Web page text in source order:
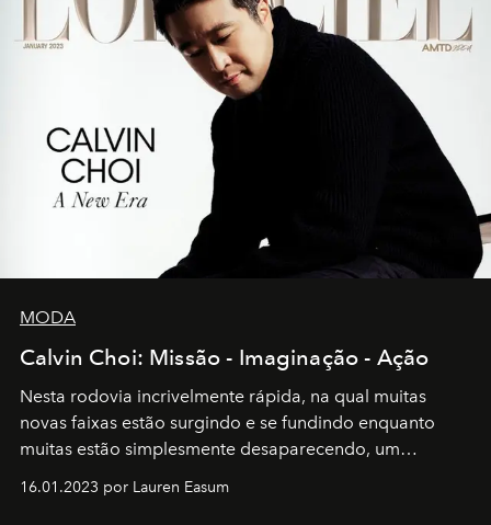
MODA
Calvin Choi: Missão - Imaginação - Ação
Nesta rodovia incrivelmente rápida, na qual muitas
novas faixas estão surgindo e se fundindo enquanto
muitas estão simplesmente desaparecendo, um
transportador AMTD abrindo caminho para muitos
16.01.2023 por Lauren Easum